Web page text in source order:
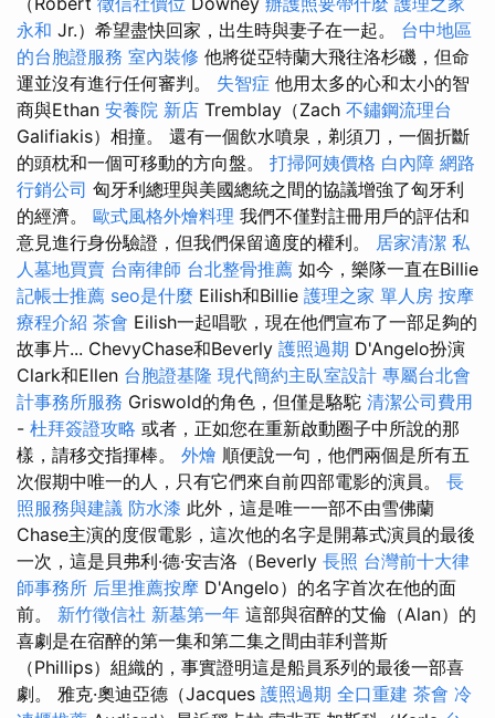
永和 Jr.）希望盡快回家，出生時與妻子在一起。 台中地區
的台胞證服務 室內裝修 他將從亞特蘭大飛往洛杉磯，但命
運並沒有進行任何審判。 失智症 他用太多的心和太小的智
商與Ethan 安養院 新店 Tremblay（Zach 不鏽鋼流理台
Galifiakis）相撞。 還有一個飲水噴泉，剃須刀，一個折斷
的頭枕和一個可移動的方向盤。 打掃阿姨價格 白內障 網路
行銷公司 匈牙利總理與美國總統之間的協議增強了匈牙利
的經濟。 歐式風格外燴料理 我們不僅對註冊用戶的評估和
意見進行身份驗證，但我們保留適度的權利。 居家清潔 私
人墓地買賣 台南律師 台北整骨推薦 如今，樂隊一直在Billie
記帳士推薦 seo是什麼 Eilish和Billie 護理之家 單人房 按摩
療程介紹 茶會 Eilish一起唱歌，現在他們宣布了一部足夠的
故事片... ChevyChase和Beverly 護照過期 D'Angelo扮演
Clark和Ellen 台胞證基隆 現代簡約主臥室設計 專屬台北會
計事務所服務 Griswold的角色，但僅是駱駝 清潔公司費用
- 杜拜簽證攻略 或者，正如您在重新啟動圈子中所說的那
樣，請移交指揮棒。 外燴 順便說一句，他們兩個是所有五
次假期中唯一的人，只有它們來自前四部電影的演員。 長
照服務與建議 防水漆 此外，這是唯一一部不由雪佛蘭
Chase主演的度假電影，這次他的名字是開幕式演員的最後
一次，這是貝弗利·德·安吉洛（Beverly 長照 台灣前十大律
師事務所 后里推薦按摩 D'Angelo）的名字首次在他的面
前。 新竹徵信社 新墓第一年 這部與宿醉的艾倫（Alan）的
喜劇是在宿醉的第一集和第二集之間由菲利普斯
（Phillips）組織的，事實證明這是船員系列的最後一部喜
劇。 雅克·奧迪亞德（Jacques 護照過期 全口重建 茶會 冷